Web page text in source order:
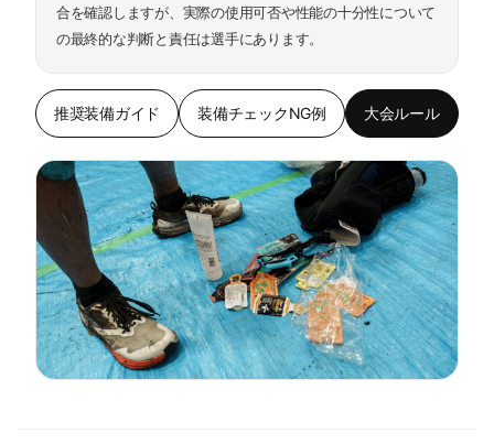
合を確認しますが、実際の使用可否や性能の十分性について
の最終的な判断と責任は選手にあります。
推奨装備ガイド 装備チェックNG例 大会ルール